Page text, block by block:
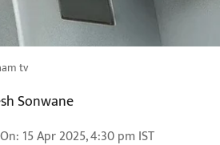
tv
Sonwane
: 15 Apr 2025, 4:30 pm IST